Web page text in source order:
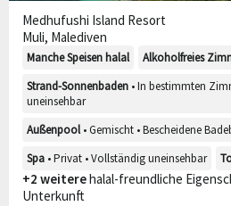
Medhufushi Island Resort
Muli, Malediven
Manche Speisen halal
Alkoholfreies
Strand-Sonnenbaden • In bestimmten
uneinsehbar
Außenpool• Gemischt • Bescheidene
Spa • Privat • Vollständig uneinsehbar
+2 weiterehalal-freundliche
Unterkunft